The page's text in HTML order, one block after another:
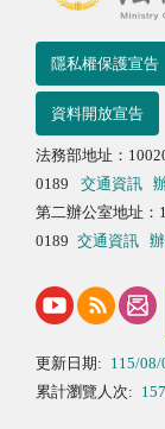
隱私權保護宣告
資料開放宣告
法務部地址：
0189
交通資訊
第二辦公室地址
0189 交通資訊
更新日期: 115/08/
累計瀏覽人次: